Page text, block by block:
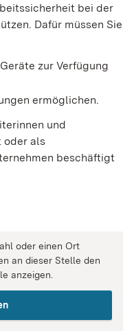
bei der
Dafür müssen Sie
zur Verfügung
ermöglichen.
und
oder als
beschäftigt
oder einen Ort
an dieser Stelle den
anzeigen.